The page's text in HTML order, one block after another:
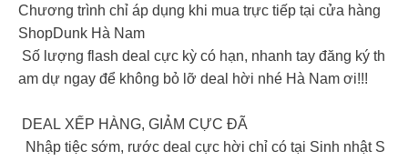
Chương trình chỉ áp dụng khi mua trực tiếp tại cửa hàng
ShopDunk Hà Nam
Số lượng flash deal cực kỳ có hạn, nhanh tay đăng ký th
am dự ngay để không bỏ lỡ deal hời nhé Hà Nam ơi!!!
DEAL XẾP HÀNG, GIẢM CỰC ĐÃ
Nhập tiệc sớm, rước deal cực hời chỉ có tại Sinh nhật S